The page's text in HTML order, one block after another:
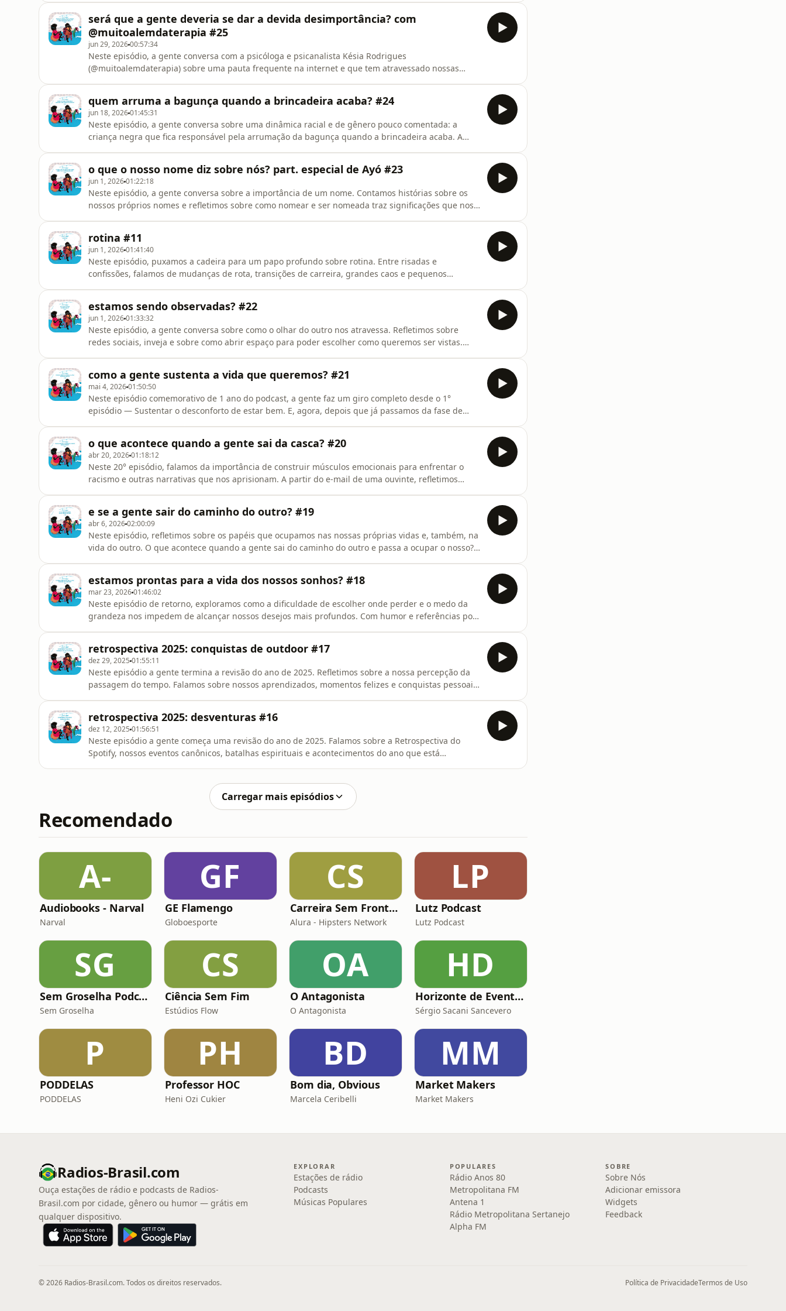
apoia.se/sentaaquipod
será que a gente deveria se dar a devida desimportância? com
@muitoalemdaterapia #25
jun 29, 202600:57:34
Neste episódio, a gente conversa com a psicóloga e psicanalista Késia Rodrigues
(@muitoalemdaterapia) sobre uma pauta frequente na internet e que tem atravessado nossas
individualismo e redes sociais. Escreve
quem arruma a bagunça quando a brincadeira acaba? #24
jun 18, 202601:45:31
Neste episódio, a gente conversa sobre uma dinâmica racial e de gênero pouco comentada: a
criança negra que fica responsável pela arrumação da bagunça quando a brincadeira acaba. A
Escreve pra gente: sentaaquipodcast@
o que o nosso nome diz sobre nós? part. especial de Ayó #23
jun 1, 202601:22:18
Neste episódio, a gente conversa sobre a importância de um nome. Contamos histórias sobre os
nossos próprios nomes e refletimos sobre como nomear e ser nomeada traz significações que nos
gente: sentaaquipo
rotina #11
jun 1, 202601:41:40
Neste episódio, puxamos a cadeira para um papo profundo sobre rotina. Entre risadas e
confissões, falamos de mudanças de rota, transições de carreira, grandes caos e pequenos
desafia as visões convencionais sobre a ro
estamos sendo observadas? #22
jun 1, 202601:33:32
Neste episódio, a gente conversa sobre como o olhar do outro nos atravessa. Refletimos sobre
redes sociais, inveja e sobre como abrir espaço para poder escolher como queremos ser vistas.
prestando atenção?Escreve pra
como a gente sustenta a vida que queremos? #21
mai 4, 202601:50:50
Neste episódio comemorativo de 1 ano do podcast, a gente faz um giro completo desde o 1°
episódio — Sustentar o desconforto de estar bem. E, agora, depois que já passamos da fase de
as identidades criadas ao redor do
o que acontece quando a gente sai da casca? #20
abr 20, 202601:18:12
Neste 20° episódio, falamos da importância de construir músculos emocionais para enfrentar o
racismo e outras narrativas que nos aprisionam. A partir do e-mail de uma ouvinte, refletimos
momentos decisivos em que escolher
e se a gente sair do caminho do outro? #19
abr 6, 202602:00:09
Neste episódio, refletimos sobre os papéis que ocupamos nas nossas próprias vidas e, também, na
vida do outro. O que acontece quando a gente sai do caminho do outro e passa a ocupar o nosso?
quando a gente sair do caminho pode s
estamos prontas para a vida dos nossos sonhos? #18
mar 23, 202601:46:02
Neste episódio de retorno, exploramos como a dificuldade de escolher onde perder e o medo da
grandeza nos impedem de alcançar nossos desejos mais profundos. Com humor e referências pop,
⁠apoia.se/sentaaquipodcast⁠Entre para o noss
retrospectiva 2025: conquistas de outdoor #17
dez 29, 2025 01:55:11
Neste episódio a gente termina a revisão do ano de 2025. Refletimos sobre a nossa percepção da
passagem do tempo. Falamos sobre nossos aprendizados, momentos felizes e conquistas pessoais
apoia.se/sentaaquipodcastEntre para o
retrospectiva 2025: desventuras #16
dez 12, 2025 01:56:51
Neste episódio a gente começa uma revisão do ano de 2025. Falamos sobre a Retrospectiva do
Spotify, nossos eventos canônicos, batalhas espirituais e acontecimentos do ano que está
apoia.se/sentaaquipodcastEntre para o nosso canal no What
Carregar mais episódios
Recomendado
A-
Audiobooks - Narval
Narval
GF
GE Flamengo
Globoesporte
CS
Carreira Sem Fronteiras
Alura - Hipsters Network
LP
Lutz Podcast
Lutz Podcast
SG
Sem Groselha Podcast
Sem Groselha
CS
Ciência Sem Fim
Estúdios Flow
OA
O Antagonista
O Antagonista
HD
Horizonte de Eventos
Sérgio Sacani Sancevero
P
PODDELAS
PODDELAS
PH
Professor HOC
Heni Ozi Cukier
BD
Bom dia, Obvious
Marcela Ceribelli
MM
Market Makers
Market Makers
Radios-Brasil.com
Ouça estações de rádio e podcasts de Radios-
Brasil.com por cidade, gênero ou humor — grátis em
qualquer dispositivo.
EXPLORAR
Estações de rádio
Podcasts
Músicas Populares
POPULARES
Rádio Anos 80
Metropolitana FM
Antena 1
Rádio Metropolitana Sertanejo
Alpha FM
SOBRE
Sobre Nós
Adicionar emissora
Widgets
Feedback
© 2026 Radios-Brasil.com. Todos os direitos reservados. Política de PrivacidadeTermos de Uso